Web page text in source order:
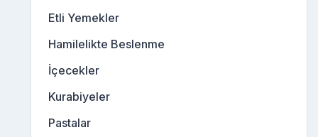
Etli Yemekler
Hamilelikte Beslenme
İçecekler
Kurabiyeler
Pastalar